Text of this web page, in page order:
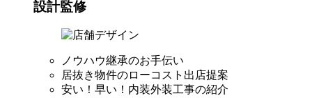
設計監修
ノウハウ継承のお手伝い
居抜き物件のローコスト出店提案
安い！早い！内装外装工事の紹介